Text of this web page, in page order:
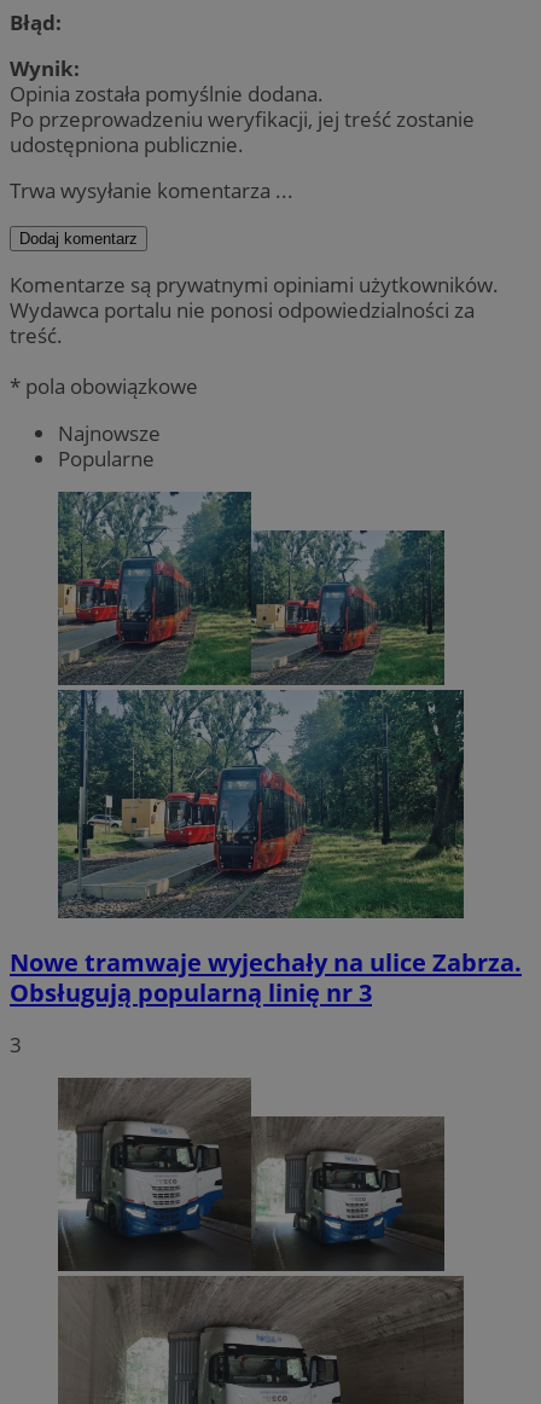
Błąd:
Wynik:
Opinia została pomyślnie dodana.
Po przeprowadzeniu weryfikacji, jej treść zostanie
udostępniona publicznie.
Trwa wysyłanie komentarza ...
Dodaj komentarz
Komentarze są prywatnymi opiniami użytkowników.
Wydawca portalu nie ponosi odpowiedzialności za
treść.
* pola obowiązkowe
Najnowsze
Popularne
Nowe tramwaje wyjechały na ulice Zabrza.
Obsługują popularną linię nr 3
3